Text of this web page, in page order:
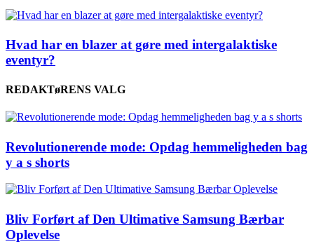
Hvad har en blazer at gøre med intergalaktiske
eventyr?
REDAKTøRENS VALG
Revolutionerende mode: Opdag hemmeligheden bag
y a s shorts
Bliv Forført af Den Ultimative Samsung Bærbar
Oplevelse